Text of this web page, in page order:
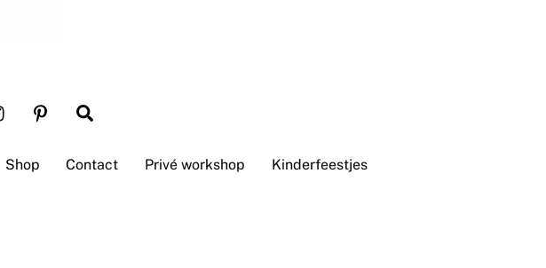
Shop Contact Privé workshop Kinderfeestjes